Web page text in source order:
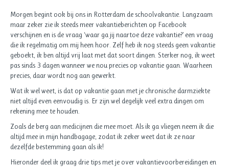
Morgen begint ook bij ons in Rotterdam de schoolvakantie. Langzaam
maar zeker zie ik steeds meer vakantieberichten op Facebook
verschijnen en is de vraag ‘waar ga jij naartoe deze vakantie?’ een vraag
die ik regelmatig om mij heen hoor. Zelf heb ik nog steeds geen vakantie
geboekt, ik ben altijd vrij laat met dat soort dingen. Sterker nog, ik weet
pas sinds 3 dagen wanneer we nou precies op vakantie gaan. Waarheen
precies, daar wordt nog aan gewerkt.
Wat ik wel weet, is dat op vakantie gaan met je chronische darmziekte
niet altijd even eenvoudig is. Er zijn wel degelijk veel extra dingen om
rekening mee te houden.
Zoals de berg aan medicijnen die mee moet. Als ik ga vliegen neem ik die
altijd mee in mijn handbagage, zodat ik zeker weet dat ik ze naar
dezelfde bestemming gaan als ik!
Hieronder deel ik graag drie tips met je over vakantievoorbereidingen en